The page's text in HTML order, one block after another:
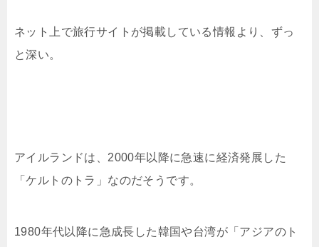
ネット上で旅行サイトが掲載している情報より、ずっ
と深い。
アイルランドは、2000年以降に急速に経済発展した
「ケルトのトラ」なのだそうです。
1980年代以降に急成長した韓国や台湾が「アジアのト